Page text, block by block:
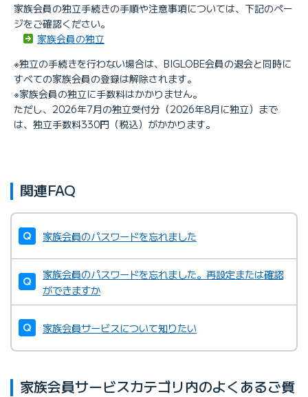
家族会員の独立手続きの手順や注意事項については、下記のペー
ジをご確認ください。
家族会員の独立
※独立の手続きを行わない場合は、BIGLOBE会員の退会と同時に
すべての家族会員の登録は解除されます。
※家族会員の独立に手数料はかかりません。
ただし、2026年7月の独立受付分（2026年8月に独立）まで
は、独立手数料330円（税込）がかかります。
関連FAQ
家族会員のパスワードを忘れました
家族会員のパスワードを忘れました。再設定または確認
ができますか
家族会員サービスについて知りたい
家族会員サービスカテゴリ内のよくあるご質